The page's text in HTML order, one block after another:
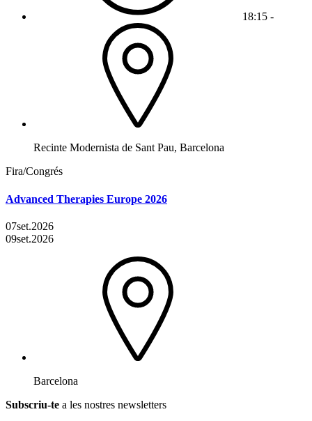
18:15 -
Recinte Modernista de Sant Pau, Barcelona
Fira/Congrés
Advanced Therapies Europe 2026
07set.2026
09set.2026
Barcelona
Subscriu-te a les nostres newsletters